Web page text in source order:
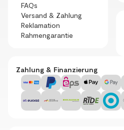
FAQs
Versand & Zahlung
Reklamation
Rahmengarantie
Zahlung & Finanzierung